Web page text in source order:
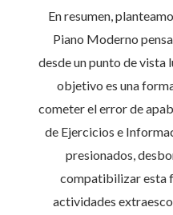
En resumen,
Piano Moderno
desde un punto de vista
objetivo es una
cometer el error de
de Ejercicios e
presionados,
compatibilizar esta
actividades